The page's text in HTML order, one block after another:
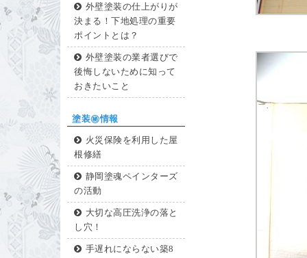
外壁塗装の仕上がりが
決まる！下地処理の重要
ポイントとは？
外壁塗装の業者選びで
後悔しないために知って
おきたいこと
塗装㊙情報
火災保険を利用した屋
根修繕
静岡塗魂ペインターズ
の活動
大切な高圧洗浄の落と
し穴！
手遅れにならない築8